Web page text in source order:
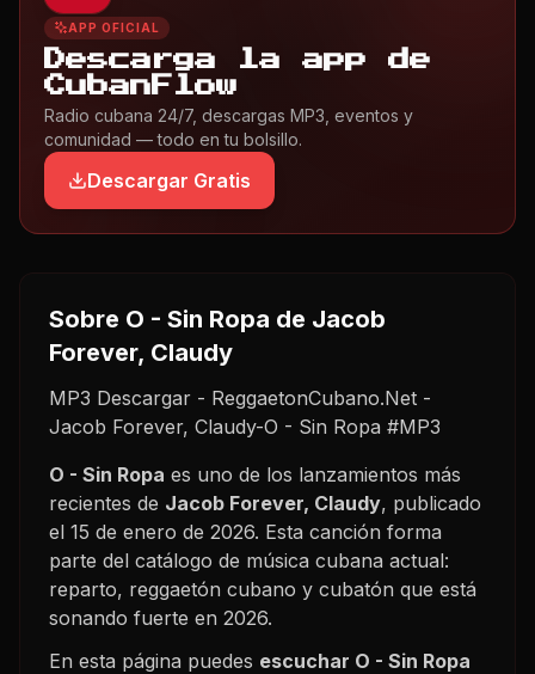
APP OFICIAL
Descarga la app de
CubanFlow
Radio cubana 24/7, descargas MP3, eventos y
comunidad — todo en tu bolsillo.
Descargar Gratis
Sobre O - Sin Ropa de Jacob
Forever, Claudy
MP3 Descargar - ReggaetonCubano.Net -
Jacob Forever, Claudy-O - Sin Ropa #MP3
O - Sin Ropa es uno de los lanzamientos más
recientes de Jacob Forever, Claudy, publicado
el 15 de enero de 2026. Esta canción forma
parte del catálogo de música cubana actual:
reparto, reggaetón cubano y cubatón que está
sonando fuerte en 2026.
En esta página puedes escuchar O - Sin Ropa